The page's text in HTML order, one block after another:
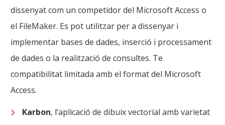
dissenyat com un competidor del Microsoft Access o
el FileMaker. Es pot utilitzar per a dissenyar i
implementar bases de dades, inserció i processament
de dades o la realització de consultes. Te
compatibilitat limitada amb el format del Microsoft
Access.
Karbon, l’aplicació de dibuix vectorial amb varietat